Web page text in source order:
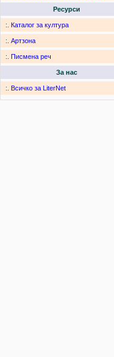
Ресурси
:. Каталог за култура
:. Артзона
:. Писмена реч
За нас
:. Всичко за LiterNet